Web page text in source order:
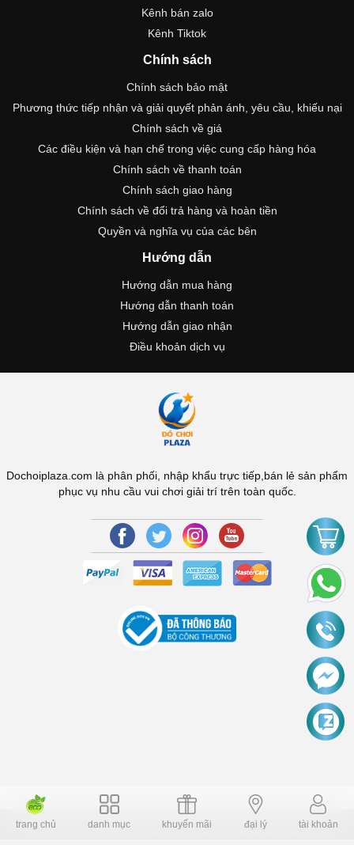
Kênh bán zalo
Kênh Tiktok
Chính sách
Chính sách bảo mật
Phương thức tiếp nhận và giải quyết phản ánh, yêu cầu, khiếu nại
Chính sách về giá
Các điều kiện và hạn chế trong việc cung cấp hàng hóa
Chính sách về thanh toán
Chính sách giao hàng
Chính sách về đổi trả hàng và hoàn tiền
Quyền và nghĩa vụ của các bên
Hướng dẫn
Hướng dẫn mua hàng
Hướng dẫn thanh toán
Hướng dẫn giao nhận
Điều khoản dịch vụ
Dochoiplaza.com là phân phối, nhập khẩu trực tiếp,bán lẻ sản phẩm
phục vụ nhu cầu vui chơi giải trí trên toàn quốc.
Copyright © 2006 Dochoiplaza.com Alright reversed. Designed
trang chủ danh mục khuyến mãi đại lý tài khoản